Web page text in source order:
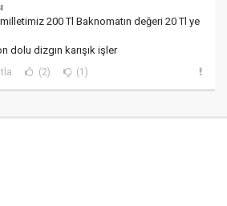
200 Tl Baknomatın değeri 20 Tl ye
dolu dizgın karışık işler
(2) (1)